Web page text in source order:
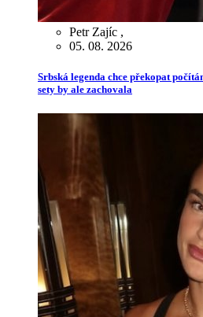
Petr Zajíc ,
05. 08. 2026
Srbská legenda chce překopat
sety by ale zachovala